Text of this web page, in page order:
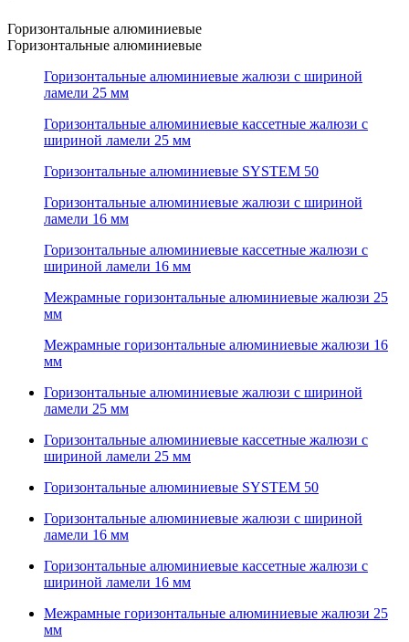
Горизонтальные алюминиевые
Горизонтальные алюминиевые
Горизонтальные алюминиевые жалюзи с шириной
ламели 25 мм
Горизонтальные алюминиевые кассетные жалюзи с
шириной ламели 25 мм
Горизонтальные алюминиевые SYSTEM 50
Горизонтальные алюминиевые жалюзи с шириной
ламели 16 мм
Горизонтальные алюминиевые кассетные жалюзи с
шириной ламели 16 мм
Межрамные горизонтальные алюминиевые жалюзи 25
мм
Межрамные горизонтальные алюминиевые жалюзи 16
мм
Горизонтальные алюминиевые жалюзи с шириной
ламели 25 мм
Горизонтальные алюминиевые кассетные жалюзи с
шириной ламели 25 мм
Горизонтальные алюминиевые SYSTEM 50
Горизонтальные алюминиевые жалюзи с шириной
ламели 16 мм
Горизонтальные алюминиевые кассетные жалюзи с
шириной ламели 16 мм
Межрамные горизонтальные алюминиевые жалюзи 25
мм